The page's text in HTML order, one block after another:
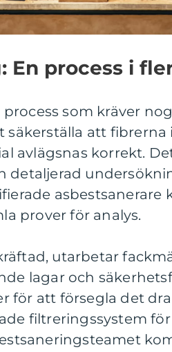
En process i
som kräver
att fibrerna
avlägsnas korrekt.
detaljerad
asbestsanerare
prover för analys.
utarbetar
lagar och
för att försegla det
filtreringssystem